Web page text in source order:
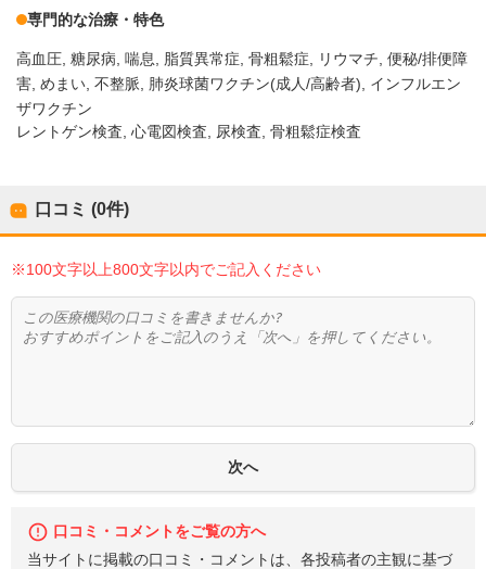
専門的な治療・特色
高血圧 糖尿病 喘息 脂質異常症 骨粗鬆症 リウマチ 便秘/排便障
害 めまい 不整脈 肺炎球菌ワクチン(成人/高齢者)
インフルエン
ザワクチン
レントゲン検査, 心電図検査, 尿検査, 骨粗鬆症検査
口コミ (0件)
※100文字以上800文字以内でご記入ください
口コミ・コメントをご覧の方へ
当サイトに掲載の口コミ・コメントは、各投稿者の主観に基づ